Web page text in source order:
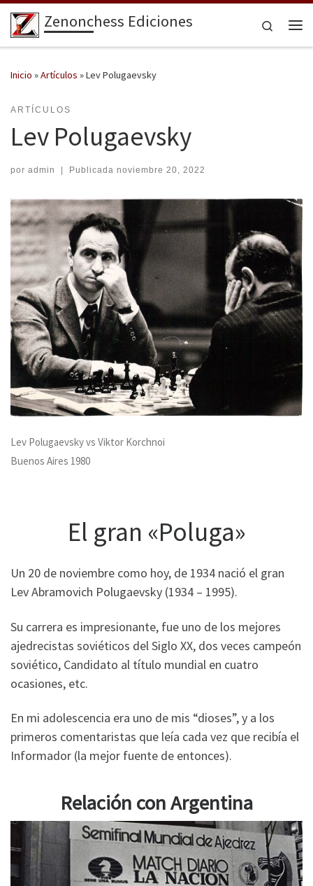
Saltar al contenido
Zenonchess Ediciones
Search
Inicio »Artículos »Lev Polugaevsky
ARTÍCULOS
Lev Polugaevsky
por admin | Publicada noviembre 20, 2022
Lev Polugaevsky vs Viktor Korchnoi
Buenos Aires 1980
El gran «Poluga»
Un 20 de noviembre como hoy, de 1934 nació el gran
Lev Abramovich Polugaevsky (1934 – 1995).
Su carrera es impresionante, fue uno de los mejores
ajedrecistas soviéticos del Siglo XX, dos veces campeón
soviético, Candidato al título mundial en cuatro
ocasiones, etc.
En mi adolescencia era uno de mis “dioses”, y a los
primeros comentaristas que leía cada vez que recibía el
Informador (la mejor fuente de entonces).
Relación con Argentina